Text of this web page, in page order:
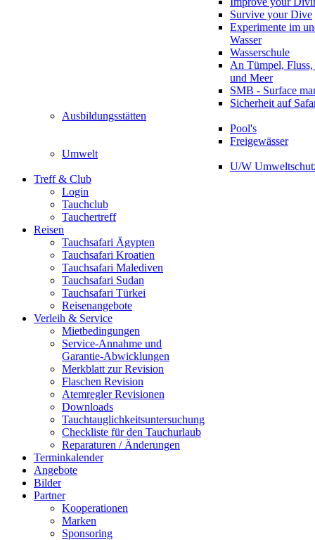
Survive your Dive
Experimente im
Wasser
Wasserschule
An Tümpel,
und Meer
SMB - Surface
Sicherheit auf
Ausbildungsstätten
Pool's
Freigewässer
Umwelt
U/W
Treff & Club
Login
Tauchclub
Tauchertreff
Reisen
Tauchsafari Ägypten
Tauchsafari Kroatien
Tauchsafari Malediven
Tauchsafari Sudan
Tauchsafari Türkei
Reisenangebote
Verleih & Service
Mietbedingungen
Service-Annahme und
Garantie-Abwicklungen
Merkblatt zur Revision
Flaschen Revision
Atemregler Revisionen
Downloads
Tauchtauglichkeitsuntersuchung
Checkliste für den Tauchurlaub
Reparaturen / Änderungen
Terminkalender
Angebote
Bilder
Partner
Kooperationen
Marken
Sponsoring